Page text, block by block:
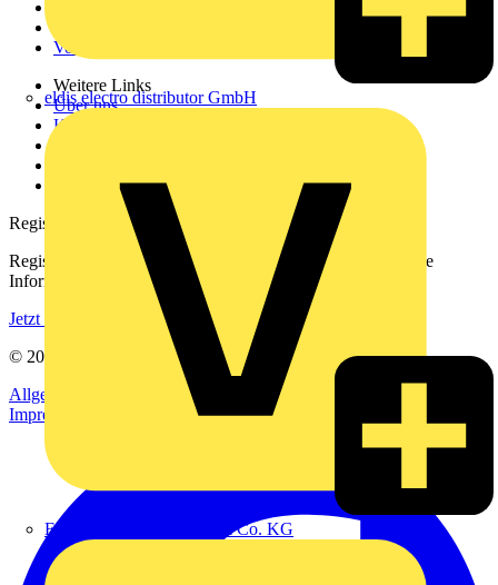
eldis electro distributor GmbH
Emil Löffelhardt GmbH & Co. KG
Voltimum+
Weitere Links
Über uns
Kontakt
voltimum.com
Registrierung
Registrieren Sie sich kostenlos und erhalten Sie stets aktuelle
Informationen aus der Elektroindustrie.
Jetzt registrieren
© 2002-
Voltimum
Allgemeine Geschäftsbedingungen
Datenschutzerklärung
Impressum